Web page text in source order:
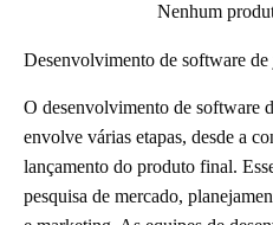
Nenhum
Desenvolvimento de software de
O desenvolvimento de software
envolve várias etapas, desde a
lançamento do produto final.
pesquisa de mercado,